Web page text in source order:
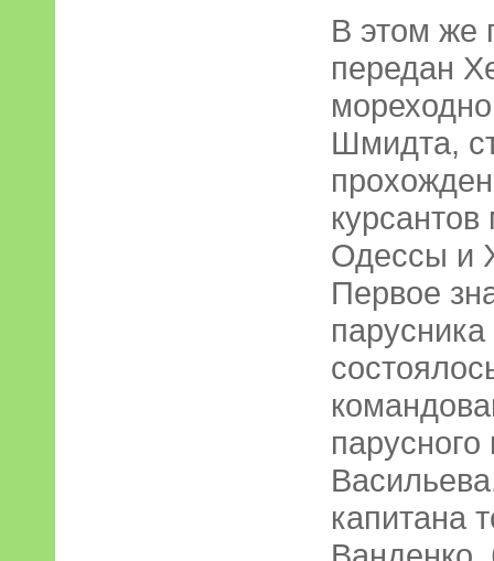
В этом же
передан
Шмидта,
Одессы и
Первое
капитана